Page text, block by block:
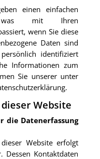
einen einfachen
was mit Ihren
wenn Sie diese
Daten sind
identifiziert
Informationen zum
Sie unserer unter
Website
Datenerfassung
Website erfolgt
Dessen Kontaktdaten